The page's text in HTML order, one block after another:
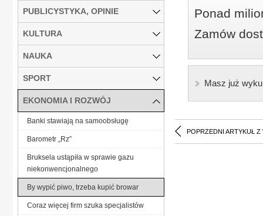
Ponad
Zamów
Masz już
POPRZEDNI ARTYKUŁ Z
PUBLICYSTYKA, OPINIE
KULTURA
NAUKA
SPORT
EKONOMIA I ROZWÓJ
Banki stawiają na samoobsługę
Barometr „Rz”
Bruksela ustąpiła w sprawie gazu
niekonwencjonalnego
By wypić piwo, trzeba kupić browar
Coraz więcej firm szuka specjalistów